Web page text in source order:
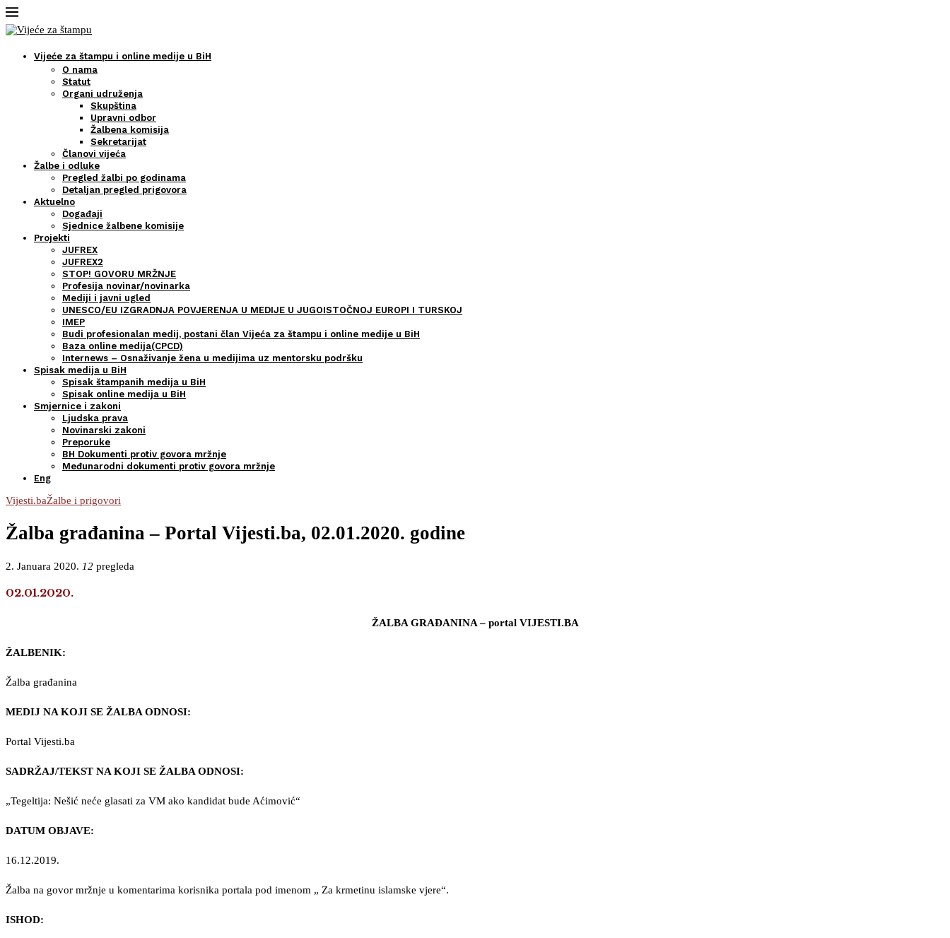
Vijeće za štampu i online medije u BiH
O nama
Statut
Organi udruženja
Skupština
Upravni odbor
Žalbena komisija
Sekretarijat
Članovi vijeća
Žalbe i odluke
Pregled žalbi po godinama
Detaljan pregled prigovora
Aktuelno
Događaji
Sjednice žalbene komisije
Projekti
JUFREX
JUFREX2
STOP! GOVORU MRŽNJE
Profesija novinar/novinarka
Mediji i javni ugled
UNESCO/EU IZGRADNJA POVJERENJA U MEDIJE U JUGOISTOČNOJ EUROPI I TURSKOJ
IMEP
Budi profesionalan medij, postani član Vijeća za štampu i online medije u BiH
Baza online medija(CPCD)
Internews – Osnaživanje žena u medijima uz mentorsku podršku
Spisak medija u BiH
Spisak štampanih medija u BiH
Spisak online medija u BiH
Smjernice i zakoni
Ljudska prava
Novinarski zakoni
Preporuke
BH Dokumenti protiv govora mržnje
Međunarodni dokumenti protiv govora mržnje
Eng
Vijesti.baŽalbe i prigovori
Žalba građanina – Portal Vijesti.ba, 02.01.2020. godine
2. Januara 2020. 12 pregleda
02.01.2020.
ŽALBA GRAĐANINA – portal VIJESTI.BA
ŽALBENIK:
Žalba građanina
MEDIJ NA KOJI SE ŽALBA ODNOSI:
Portal Vijesti.ba
SADRŽAJ/TEKST NA KOJI SE ŽALBA ODNOSI:
„Tegeltija: Nešić neće glasati za VM ako kandidat bude Aćimović“
DATUM OBJAVE:
16.12.2019.
Žalba na govor mržnje u komentarima korisnika portala pod imenom „ Za krmetinu islamske vjere“.
ISHOD: